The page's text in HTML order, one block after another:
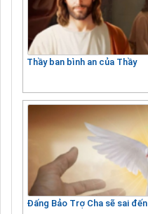
Thầy ban bình an của Thầy
Đấng Bảo Trợ Cha sẽ sai đến